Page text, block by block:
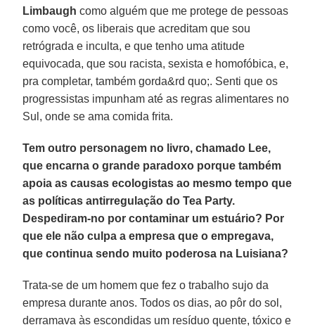
Limbaugh como alguém que me protege de pessoas
como você, os liberais que acreditam que sou
retrógrada e inculta, e que tenho uma atitude
equivocada, que sou racista, sexista e homofóbica, e,
pra completar, também gorda&rd quo;. Senti que os
progressistas impunham até as regras alimentares no
Sul, onde se ama comida frita.
Tem outro personagem no livro, chamado Lee,
que encarna o grande paradoxo porque também
apoia as causas ecologistas ao mesmo tempo que
as políticas antirregulação do Tea Party.
Despediram-no por contaminar um estuário? Por
que ele não culpa a empresa que o empregava,
que continua sendo muito poderosa na Luisiana?
Trata-se de um homem que fez o trabalho sujo da
empresa durante anos. Todos os dias, ao pôr do sol,
derramava às escondidas um resíduo quente, tóxico e